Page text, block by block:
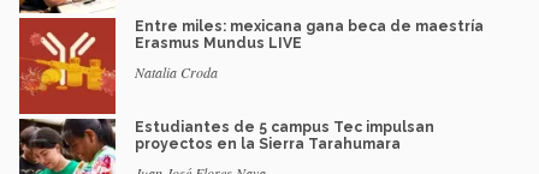
Entre miles: mexicana gana beca de maestría
Erasmus Mundus LIVE
Natalia Croda
Estudiantes de 5 campus Tec impulsan
proyectos en la Sierra Tarahumara